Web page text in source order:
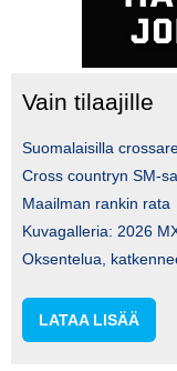
Vain tilaajille
Suomalaisilla
Cross countryn SM-
Maailman rankin rata
Kuvagalleria: 2026
Oksentelua,
LATAA LISÄÄ